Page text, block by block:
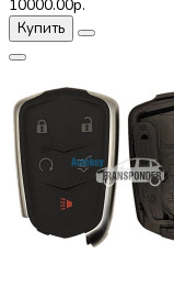
10000.00р.
Купить